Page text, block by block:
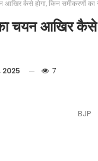
आखिर कैसे होगा, किन समीकरणों का
चयन आखिर कैसे
2025 7
BJP